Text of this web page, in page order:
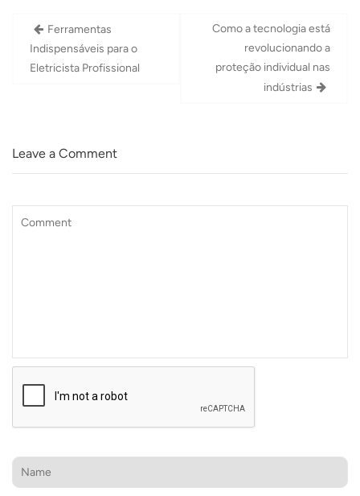
Navegação
de
Post
Ferramentas
Indispensáveis para o
Eletricista Profissional
Como a tecnologia está
revolucionando a
proteção individual nas
indústrias
Leave a Comment